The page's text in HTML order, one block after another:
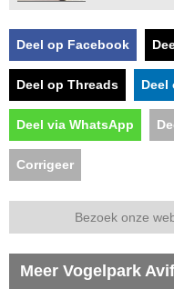
Deel op Facebook
Deel op Threads Deel
Deel via WhatsApp
Corrigeer
Bezoek onze
Meer Vogelpark